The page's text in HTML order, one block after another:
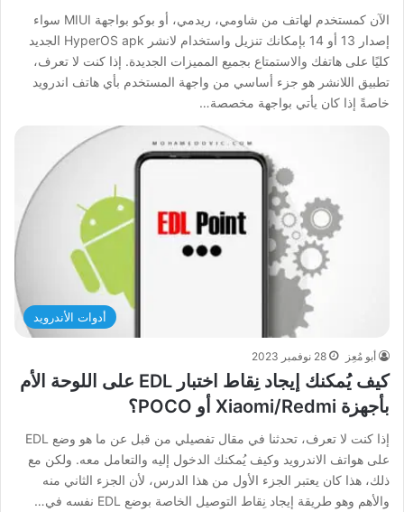
الآن كمستخدم لهاتف من شاومي، ريدمي، أو بوكو بواجهة MIUI سواء
إصدار 13 أو 14 بإمكانك تنزيل واستخدام لانشر HyperOS apk الجديد
كليًا على هاتفك والاستمتاع بجميع المميزات الجديدة. إذا كنت لا تعرف،
تطبيق اللانشر هو جزء أساسي من واجهة المستخدم بأي هاتف اندرويد
خاصةً إذا كان يأتي بواجهة مخصصة…
أدوات الأندرويد
أبو مُعِز 28 نوفمبر 2023
كيف يُمكنك إيجاد نِقاط اختبار EDL على اللوحة الأم
بأجهزة Xiaomi/Redmi أو POCO؟
إذا كنت لا تعرف، تحدثنا في مقال تفصيلي من قبل عن ما هو وضع EDL
على هواتف الاندرويد وكيف يُمكنك الدخول إليه والتعامل معه. ولكن مع
ذلك، هذا كان يعتبر الجزء الأول من هذا الدرس، لأن الجزء الثاني منه
والأهم وهو طريقة إيجاد نِقاط التوصيل الخاصة بوضع EDL نفسه في…